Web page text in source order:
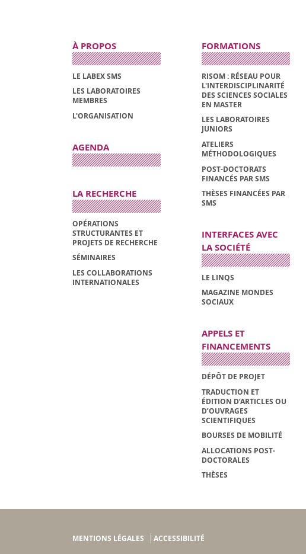
À PROPOS
LE LABEX SMS
LES LABORATOIRES
MEMBRES
L'ORGANISATION
AGENDA
LA RECHERCHE
OPÉRATIONS
STRUCTURANTES ET
PROJETS DE RECHERCHE
SÉMINAIRES
LES COLLABORATIONS
INTERNATIONALES
FORMATIONS
RISOM : RÉSEAU POUR
L'INTERDISCIPLINARITÉ
DES SCIENCES SOCIALES
EN MASTER
LES LABORATOIRES
JUNIORS
ATELIERS
MÉTHODOLOGIQUES
POST-DOCTORATS
FINANCÉS PAR SMS
THÈSES FINANCÉES PAR
SMS
INTERFACES AVEC
LA SOCIÉTÉ
LE LINQS
MAGAZINE MONDES
SOCIAUX
APPELS ET
FINANCEMENTS
DÉPÔT DE PROJET
TRADUCTION ET
ÉDITION D’ARTICLES OU
D’OUVRAGES
SCIENTIFIQUES
BOURSES DE MOBILITÉ
ALLOCATIONS POST-
DOCTORALES
THÈSES
MENTIONS LÉGALES ACCESSIBILITÉ